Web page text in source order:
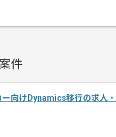
を活かすことができます。
績に応じて別案件のご提案
メンバーと成長が出来る環境
件
ー向けDynamics移行の求人